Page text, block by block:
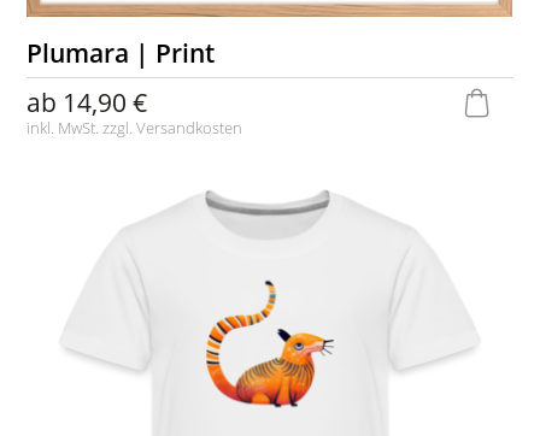
Plumara | Print
ab 14,90 €
inkl. MwSt. zzgl.Versandkosten